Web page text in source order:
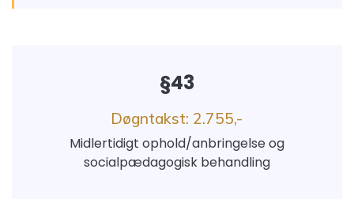
§43
Døgntakst: 2.755,-
Midlertidigt ophold/anbringelse og
socialpædagogisk behandling